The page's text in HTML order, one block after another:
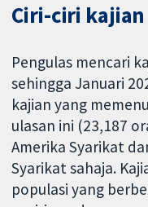
Ciri-ciri kajian
Pengulas mencari
sehingga Januari
kajian yang
ulasan ini (23,187
Amerika Syarikat
Syarikat sahaja.
populasi yang